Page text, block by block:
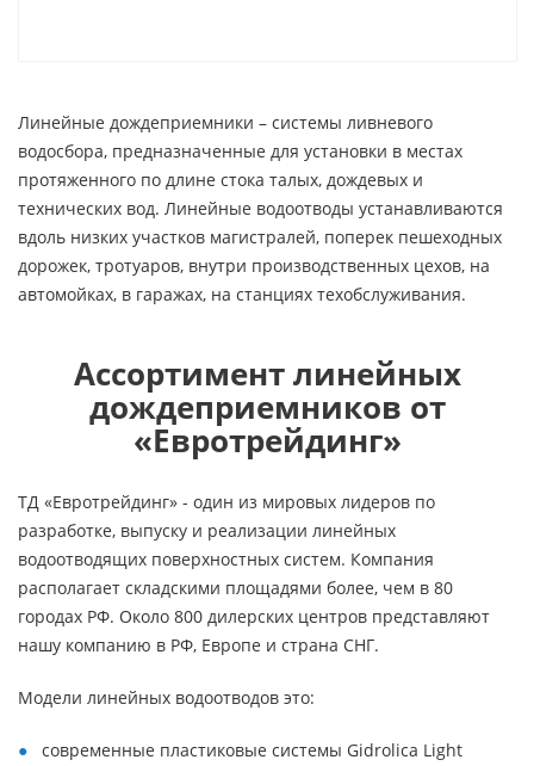
Линейные дождеприемники – системы ливневого
водосбора, предназначенные для установки в местах
протяженного по длине стока талых, дождевых и
технических вод. Линейные водоотводы устанавливаются
вдоль низких участков магистралей, поперек пешеходных
дорожек, тротуаров, внутри производственных цехов, на
автомойках, в гаражах, на станциях техобслуживания.
Ассортимент линейных
дождеприемников от
«Евротрейдинг»
ТД «Евротрейдинг» - один из мировых лидеров по
разработке, выпуску и реализации линейных
водоотводящих поверхностных систем. Компания
располагает складскими площадями более, чем в 80
городах РФ. Около 800 дилерских центров представляют
нашу компанию в РФ, Европе и страна СНГ.
Модели линейных водоотводов это:
современные пластиковые системы Gidrolica Light